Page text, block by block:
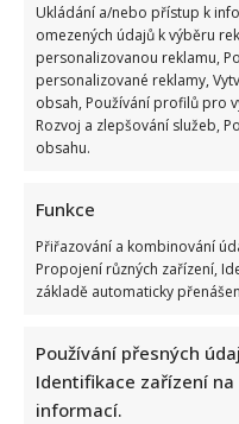
Ukládání a/nebo přístup k
omezených údajů k výběru
personalizovanou reklamu,
personalizované reklamy,
obsah, Používání profilů pro
Rozvoj a zlepšování služeb,
obsahu.
Funkce
Přiřazování a kombinování
Propojení různých zařízení,
základě automaticky
Používání přesných
Identifikace zařízení
informací.